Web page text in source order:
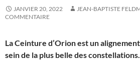
JANVIER 20, 2022 JEAN-BAPTISTE
COMMENTAIRE
La Ceinture d’Orion est un
sein de la plus belle des